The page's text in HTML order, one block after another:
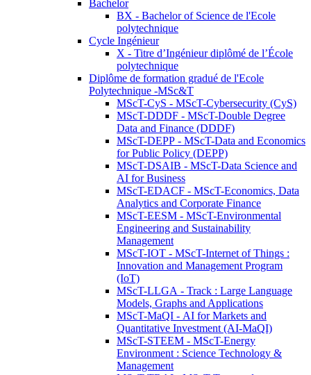
Bachelor
BX - Bachelor of Science de l'Ecole
polytechnique
Cycle Ingénieur
X - Titre d’Ingénieur diplômé de l’École
polytechnique
Diplôme de formation gradué de l'Ecole
Polytechnique -MSc&T
MScT-CyS - MScT-Cybersecurity (CyS)
MScT-DDDF - MScT-Double Degree
Data and Finance (DDDF)
MScT-DEPP - MScT-Data and Economics
for Public Policy (DEPP)
MScT-DSAIB - MScT-Data Science and
AI for Business
MScT-EDACF - MScT-Economics, Data
Analytics and Corporate Finance
MScT-EESM - MScT-Environmental
Engineering and Sustainability
Management
MScT-IOT - MScT-Internet of Things :
Innovation and Management Program
(IoT)
MScT-LLGA - Track : Large Language
Models, Graphs and Applications
MScT-MaQI - AI for Markets and
Quantitative Investment (AI-MaQI)
MScT-STEEM - MScT-Energy
Environment : Science Technology &
Management